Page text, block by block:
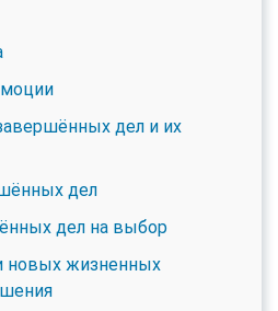
дел и их
дел
дел на выбор
новых жизненных